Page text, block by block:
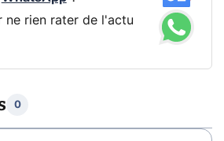
ne rien rater de l'actu
0